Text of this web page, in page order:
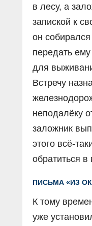
в лесу, а
запиской к
он
передать
для
Встречу
неподалёку
заложник
этого всё-
обратиться
ПИСЬМА «ИЗ
К тому
уже